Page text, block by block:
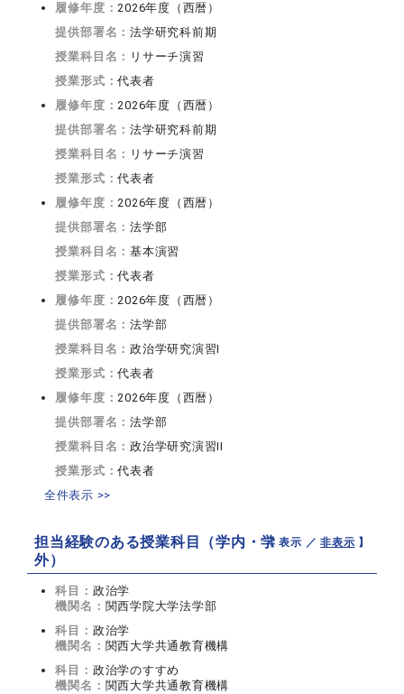
履修年度：2026年度（西暦）
提供部署名：法学研究科前期
授業科目名： リサーチ演習
授業形式：代表者
履修年度：2026年度（西暦）
提供部署名：法学研究科前期
授業科目名： リサーチ演習
授業形式：代表者
履修年度：2026年度（西暦）
提供部署名：法学部
授業科目名：基本演習
授業形式：代表者
履修年度：2026年度（西暦）
提供部署名：法学部
授業科目名：政治学研究演習I
授業形式：代表者
履修年度：2026年度（西暦）
提供部署名：法学部
授業科目名：政治学研究演習II
授業形式：代表者
全件表示 >>
担当経験のある授業科目（学内・学
外）
【 表示 ／非表示 】
科目： 政治学
機関名： 関西学院大学法学部
科目： 政治学
機関名： 関西大学共通教育機構
科目： 政治学のすすめ
機関名： 関西大学共通教育機構